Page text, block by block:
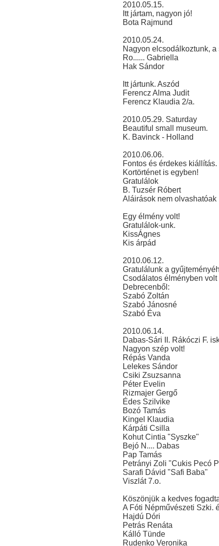
2010.05.15.
Itt jártam, nagyon jó!
Bota Rajmund
2010.05.24.
Nagyon elcsodálkoztunk,
Ro...... Gabriella
Hak Sándor
Itt jártunk. Aszód
Ferencz Alma Judit
Ferencz Klaudia 2/a.
2010.05.29. Saturday
Beautiful small museum.
K. Bavinck - Holland
2010.06.06.
Fontos és érdekes kiállítás.
Kortörténet is egyben!
Gratulálok
B. Tuzsér Róbert
Aláirások nem olvashatóak
Egy élmény volt!
Gratulálok-unk.
KissÁgnes
Kis árpád
2010.06.12.
Gratulálunk a
Csodálatos élményben volt
Debrecenből:
Szabó Zoltán
Szabó Jánosné
Szabó Éva
2010.06.14.
Dabas-Sári II. Rákóczi F.
Nagyon szép volt!
Répás Vanda
Lelekes Sándor
Csiki Zsuzsanna
Péter Evelin
Rizmajer Gergő
Édes Szilvike
Bozó Tamás
Kingel Klaudia
Kárpáti Csilla
Kohut Cintia "Syszke"
Bejó N.... Dabas
Pap Tamás
Petrányi Zoli "Cukis Pecó
Sarafi Dávid "Safi Baba"
Viszlát 7.o.
Köszönjük a kedves
A Fóti Népművészeti Szki.
Hajdú Dóri
Petrás Renáta
Kálló Tünde
Rudenko Veronika